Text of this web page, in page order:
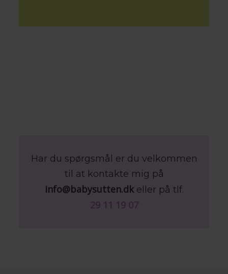
Har du spørgsmål er du velkommen
til at kontakte mig på
info@babysutten.dkeller på tlf.
29 11 19 07